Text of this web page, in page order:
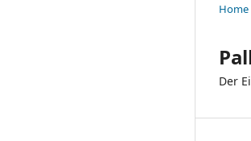
Home
Der